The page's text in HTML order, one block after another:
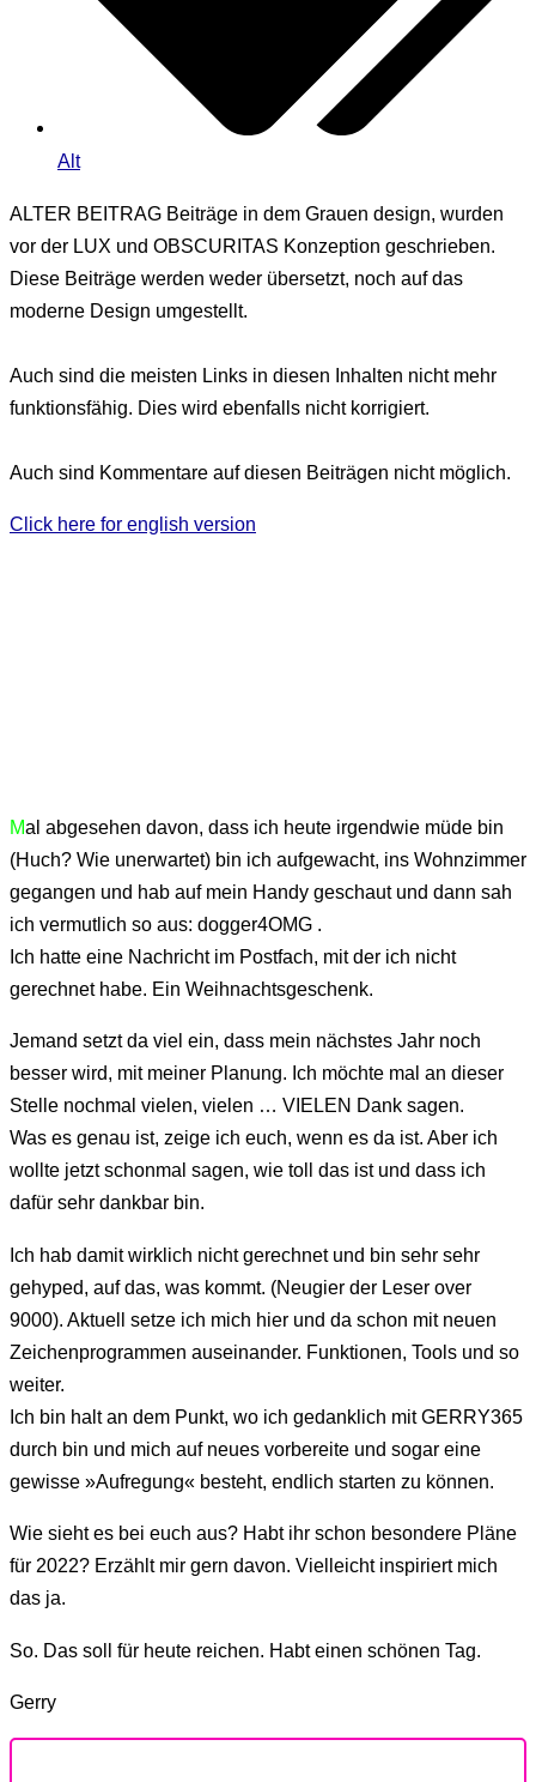
Alt
ALTER BEITRAG Beiträge in dem Grauen design, wurden
vor der LUX und OBSCURITAS Konzeption geschrieben.
Diese Beiträge werden weder übersetzt, noch auf das
moderne Design umgestellt.
Auch sind die meisten Links in diesen Inhalten nicht mehr
funktionsfähig. Dies wird ebenfalls nicht korrigiert.
Auch sind Kommentare auf diesen Beiträgen nicht möglich.
Click here for english version
Mal abgesehen davon, dass ich heute irgendwie müde bin
(Huch? Wie unerwartet) bin ich aufgewacht, ins Wohnzimmer
gegangen und hab auf mein Handy geschaut und dann sah
ich vermutlich so aus: dogger4OMG .
Ich hatte eine Nachricht im Postfach, mit der ich nicht
gerechnet habe. Ein Weihnachtsgeschenk.
Jemand setzt da viel ein, dass mein nächstes Jahr noch
besser wird, mit meiner Planung. Ich möchte mal an dieser
Stelle nochmal vielen, vielen … VIELEN Dank sagen.
Was es genau ist, zeige ich euch, wenn es da ist. Aber ich
wollte jetzt schonmal sagen, wie toll das ist und dass ich
dafür sehr dankbar bin.
Ich hab damit wirklich nicht gerechnet und bin sehr sehr
gehyped, auf das, was kommt. (Neugier der Leser over
9000). Aktuell setze ich mich hier und da schon mit neuen
Zeichenprogrammen auseinander. Funktionen, Tools und so
weiter.
Ich bin halt an dem Punkt, wo ich gedanklich mit GERRY365
durch bin und mich auf neues vorbereite und sogar eine
gewisse »Aufregung« besteht, endlich starten zu können.
Wie sieht es bei euch aus? Habt ihr schon besondere Pläne
für 2022? Erzählt mir gern davon. Vielleicht inspiriert mich
das ja.
So. Das soll für heute reichen. Habt einen schönen Tag.
Gerry